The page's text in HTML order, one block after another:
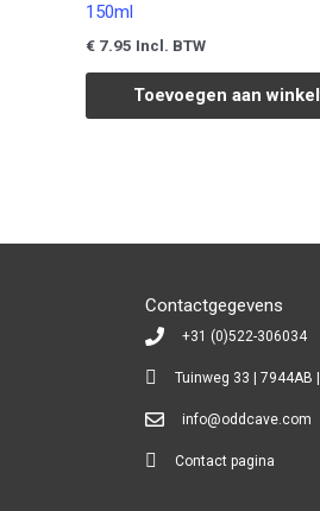
150ml
€ 7.95 Incl. BTW
Toevoegen aan
Contactgegevens
+31 (0)522-306034
Tuinweg 33 | 7944AB |
info@oddcave.com
Contact pagina